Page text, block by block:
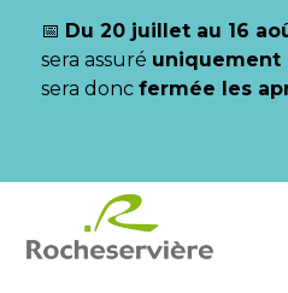
📅 Du 20 juillet au 16
sera assuré uniquement
sera donc fermée les
contenu
pied